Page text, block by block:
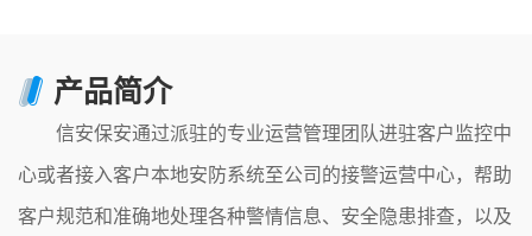
产品简介
信安保安通过派驻的专业运营管理团队进驻客户监控中
心或者接入客户本地安防系统至公司的接警运营中心，帮助
客户规范和准确地处理各种警情信息、安全隐患排查，以及